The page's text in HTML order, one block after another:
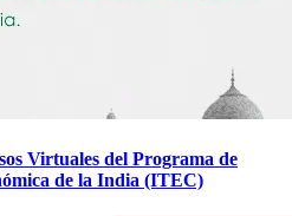
Virtuales del Programa de
de la India (ITEC)